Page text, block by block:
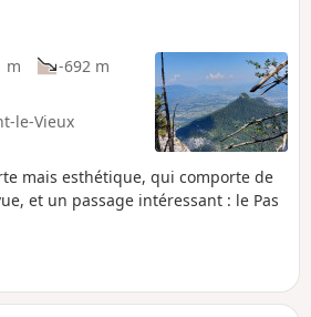
m
-692 m
le-Vieux
mais esthétique, qui comporte de
et un passage intéressant : le Pas